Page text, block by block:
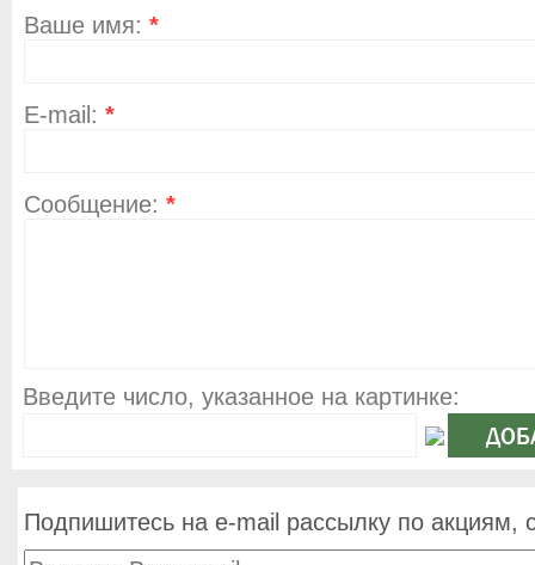
Ваше имя: *
E-mail: *
Сообщение: *
Введите число, указанное на картинке:
Подпишитесь на e-mail рассылку по акциям,